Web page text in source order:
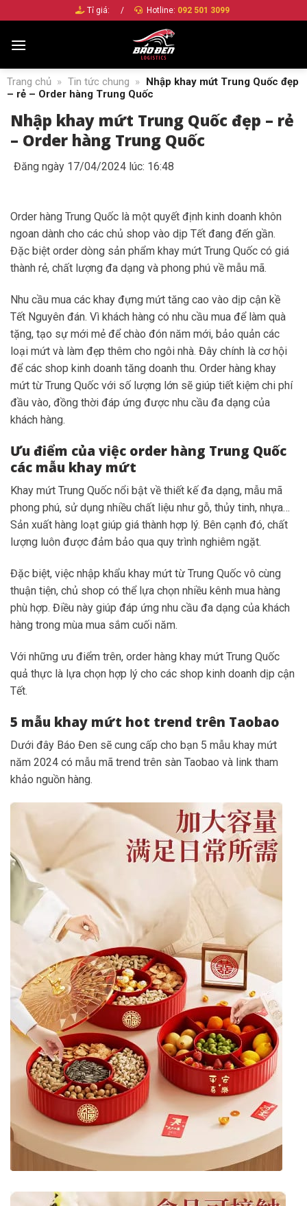
nội
Tỉ giá: / Hotline: 092 501 3099
Trang chủ » Tin tức chung »
Nhập khay mứt Trung Quốc đẹp
– rẻ – Order hàng Trung Quốc
Nhập khay mứt Trung Quốc đẹp – rẻ
– Order hàng Trung Quốc
Đăng ngày 17/04/2024 lúc: 16:48
Order hàng Trung Quốc là một quyết định kinh doanh khôn
ngoan dành cho các chủ shop vào dịp Tết đang đến gần.
Đặc biệt order dòng sản phẩm khay mứt Trung Quốc có giá
thành rẻ, chất lượng đa dạng và phong phú về mẫu mã.
Nhu cầu mua các khay đựng mứt tăng cao vào dịp cận kề
Tết Nguyên đán. Vì khách hàng có nhu cầu mua để làm quà
tặng, tạo sự mới mẻ để chào đón năm mới, bảo quản các
loại mứt và làm đẹp thêm cho ngôi nhà. Đây chính là cơ hội
để các shop kinh doanh tăng doanh thu. Order hàng khay
mứt từ Trung Quốc với số lượng lớn sẽ giúp tiết kiệm chi phí
đầu vào, đồng thời đáp ứng được nhu cầu đa dạng của
khách hàng.
Ưu điểm của việc order hàng Trung Quốc
các mẫu khay mứt
Khay mứt Trung Quốc nổi bật về thiết kế đa dạng, mẫu mã
phong phú, sử dụng nhiều chất liệu như gỗ, thủy tinh, nhựa…
Sản xuất hàng loạt giúp giá thành hợp lý. Bên cạnh đó, chất
lượng luôn được đảm bảo qua quy trình nghiêm ngặt.
Đặc biệt, việc nhập khẩu khay mứt từ Trung Quốc vô cùng
thuận tiện, chủ shop có thể lựa chọn nhiều kênh mua hàng
phù hợp. Điều này giúp đáp ứng nhu cầu đa dạng của khách
hàng trong mùa mua sắm cuối năm.
Với những ưu điểm trên, order hàng khay mứt Trung Quốc
quả thực là lựa chọn hợp lý cho các shop kinh doanh dịp cận
Tết.
5 mẫu khay mứt hot trend trên Taobao
Dưới đây Báo Đen sẽ cung cấp cho bạn 5 mẫu khay mứt
năm 2024 có mẫu mã trend trên sàn Taobao và link tham
khảo nguồn hàng.